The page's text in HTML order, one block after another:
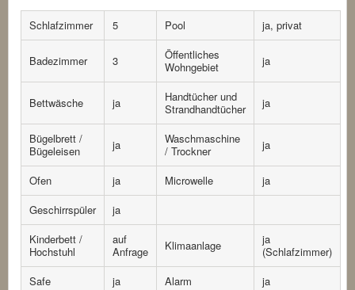
Schlafzimmer 5 Pool ja, privat
Badezimmer 3
Öffentliches
Wohngebiet
ja
Bettwäsche ja
Handtücher und
Strandhandtücher
ja
Bügelbrett /
Bügeleisen
ja
Waschmaschine
/ Trockner
ja
Ofen ja Microwelle
ja
Geschirrspüler
ja
Kinderbett /
Hochstuhl
auf
Anfrage
Klimaanlage
ja
(Schlafzimmer)
Safe
ja Alarm
ja